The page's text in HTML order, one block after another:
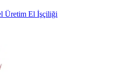
Üretim El İşçiliği